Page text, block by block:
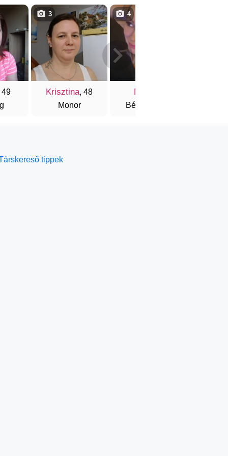
49
Krisztina, 48
Monor
3
Meli
Békéscsaba
4
tippek